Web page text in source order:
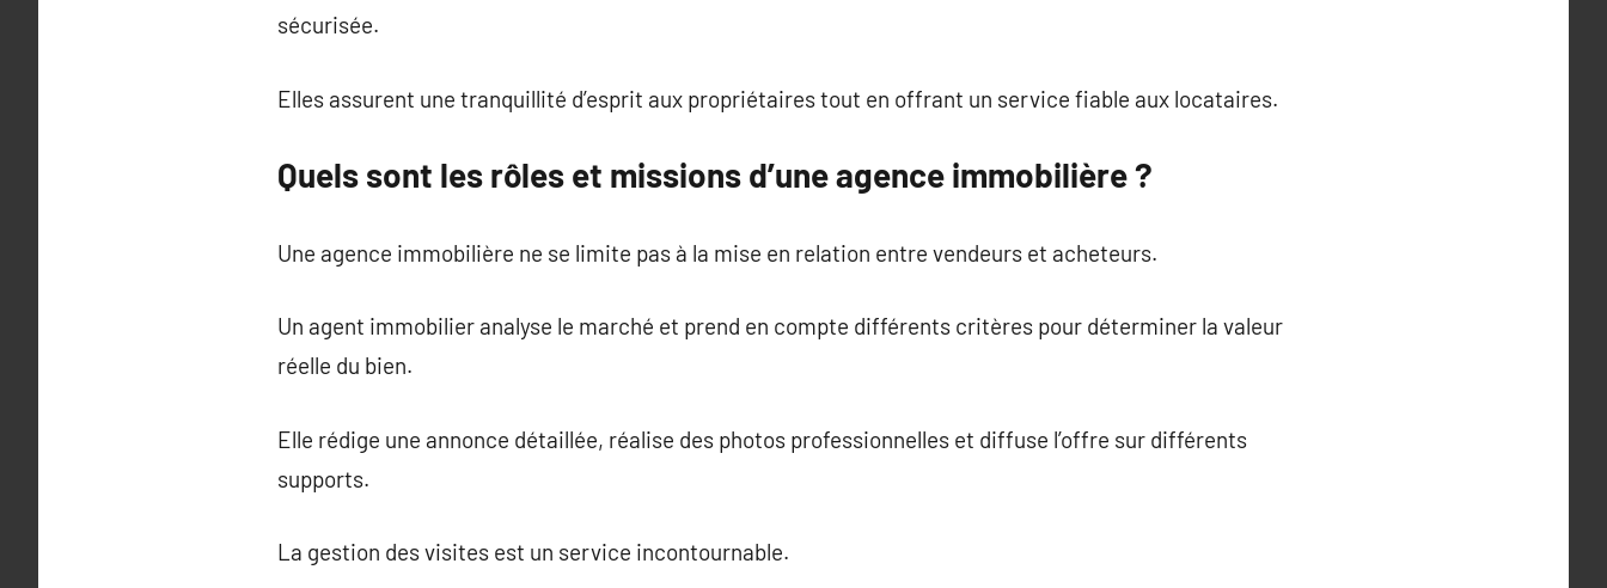
sécurisée.
Elles assurent une tranquillité d’esprit aux propriétaires tout en offrant un service fiable aux locataires.
Quels sont les rôles et missions d’une agence immobilière ?
Une agence immobilière ne se limite pas à la mise en relation entre vendeurs et acheteurs.
Un agent immobilier analyse le marché et prend en compte différents critères pour déterminer la valeur
réelle du bien.
Elle rédige une annonce détaillée, réalise des photos professionnelles et diffuse l’offre sur différents
supports.
La gestion des visites est un service incontournable.